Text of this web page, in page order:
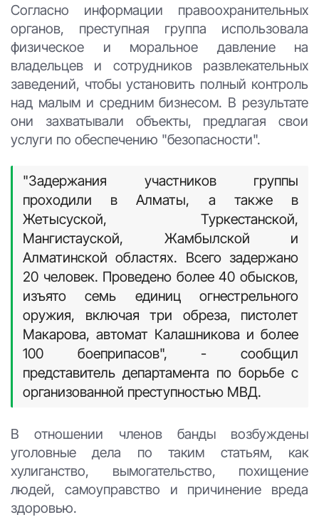
Согласно информации правоохранительных
органов, преступная группа использовала
физическое и моральное давление на
владельцев и сотрудников развлекательных
заведений, чтобы установить полный контроль
над малым и средним бизнесом. В результате
они захватывали объекты, предлагая свои
услуги по обеспечению "безопасности".
"Задержания участников группы
проходили в Алматы, а также в
Жетысуской, Туркестанской,
Мангистауской, Жамбылской и
Алматинской областях. Всего задержано
20 человек. Проведено более 40 обысков,
изъято семь единиц огнестрельного
оружия, включая три обреза, пистолет
Макарова, автомат Калашникова и более
100 боеприпасов", - сообщил
представитель департамента по борьбе с
организованной преступностью МВД.
В отношении членов банды возбуждены
уголовные дела по таким статьям, как
хулиганство, вымогательство, похищение
людей, самоуправство и причинение вреда
здоровью.